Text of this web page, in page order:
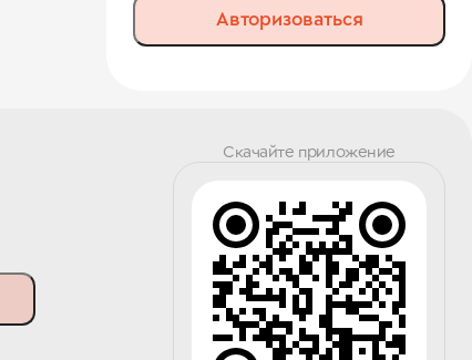
Авторизоваться
Скачайте приложение